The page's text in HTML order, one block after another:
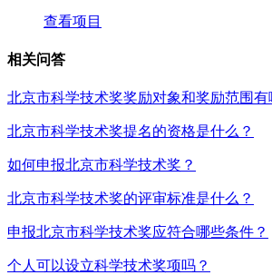
查看项目
相关问答
北京市科学技术奖奖励对象和奖励范围有
北京市科学技术奖提名的资格是什么？
如何申报北京市科学技术奖？
北京市科学技术奖的评审标准是什么？
申报北京市科学技术奖应符合哪些条件？
个人可以设立科学技术奖项吗？